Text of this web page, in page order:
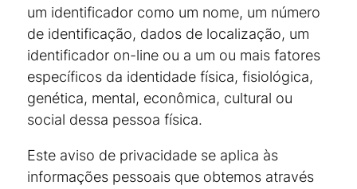
um identificador como um nome, um número
de identificação, dados de localização, um
identificador on-line ou a um ou mais fatores
específicos da identidade física, fisiológica,
genética, mental, econômica, cultural ou
social dessa pessoa física.
Este aviso de privacidade se aplica às
informações pessoais que obtemos através